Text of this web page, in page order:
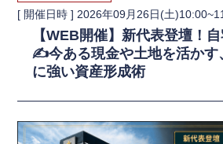
[ 開催日時 ] 2026年09月26日(土
【WEB開催】新代表登壇！
✍️今ある現金や土地を活かす
に強い資産形成術